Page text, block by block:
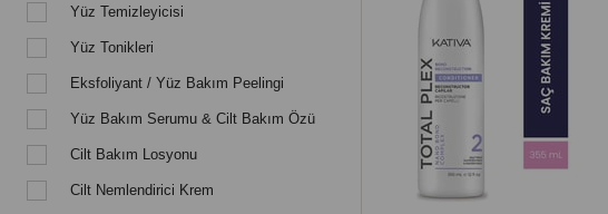
Yüz Temizleyicisi
Yüz Tonikleri
Eksfoliyant / Yüz Bakım Peelingi
Yüz Bakım Serumu & Cilt Bakım Özü
Cilt Bakım Losyonu
Cilt Nemlendirici Krem